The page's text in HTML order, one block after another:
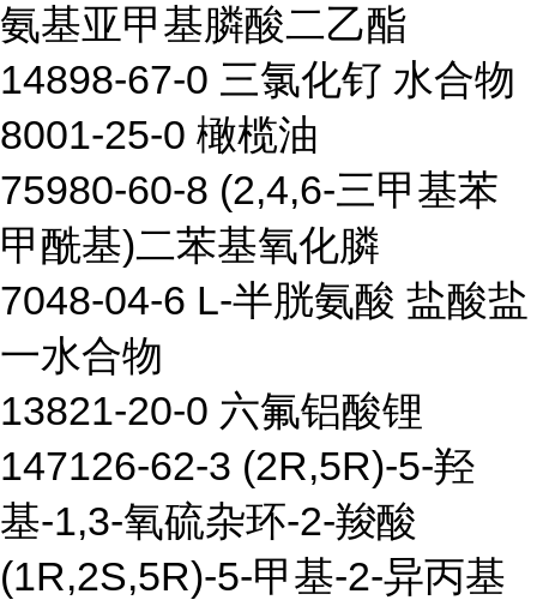
氨基亚甲基膦酸二乙酯
14898-67-0 三氯化钌 水合物
8001-25-0 橄榄油
75980-60-8 (2,4,6-三甲基苯
甲酰基)二苯基氧化膦
7048-04-6 L-半胱氨酸 盐酸盐
一水合物
13821-20-0 六氟铝酸锂
147126-62-3 (2R,5R)-5-羟
基-1,3-氧硫杂环-2-羧酸
(1R,2S,5R)-5-甲基-2-异丙基